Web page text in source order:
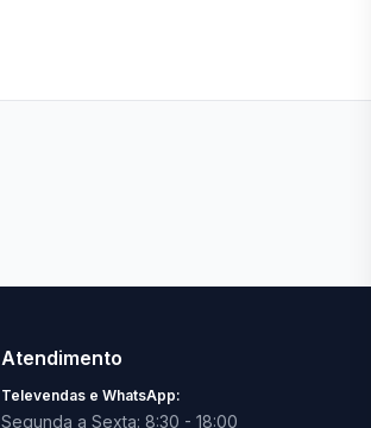
Atendimento
Televendas e WhatsApp:
Segunda a Sexta: 8:30 - 18:00